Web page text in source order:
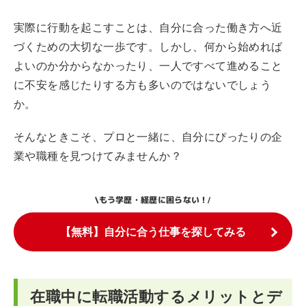
実際に行動を起こすことは、自分に合った働き方へ近
づくための大切な一歩です。しかし、何から始めれば
よいのか分からなかったり、一人ですべて進めること
に不安を感じたりする方も多いのではないでしょう
か。
そんなときこそ、プロと一緒に、自分にぴったりの企
業や職種を見つけてみませんか？
\もう学歴・経歴に困らない！/
【無料】自分に合う仕事を探してみる
在職中に転職活動するメリットとデ